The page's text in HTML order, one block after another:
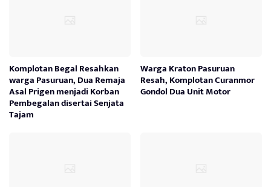
Komplotan Begal Resahkan
warga Pasuruan, Dua Remaja
Asal Prigen menjadi Korban
Pembegalan disertai Senjata
Tajam
Warga Kraton Pasuruan
Resah, Komplotan Curanmor
Gondol Dua Unit Motor